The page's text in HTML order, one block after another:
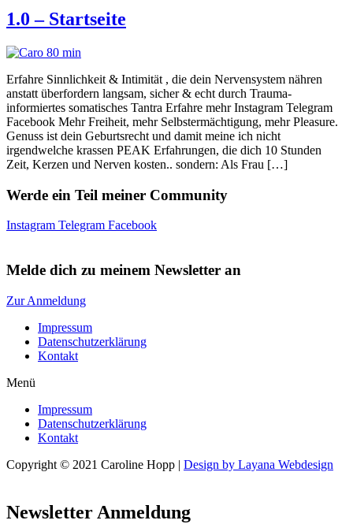
1.0 – Startseite
Erfahre Sinnlichkeit & Intimität , die dein Nervensystem nähren
anstatt überfordern langsam, sicher & echt durch Trauma-
informiertes somatisches Tantra Erfahre mehr Instagram Telegram
Facebook Mehr Freiheit, mehr Selbstermächtigung, mehr Pleasure.
Genuss ist dein Geburtsrecht und damit meine ich nicht
irgendwelche krassen PEAK Erfahrungen, die dich 10 Stunden
Zeit, Kerzen und Nerven kosten.. sondern: Als Frau […]
Werde ein Teil meiner Community
Instagram Telegram Facebook
Melde dich zu meinem Newsletter an
Zur Anmeldung
Impressum
Datenschutzerklärung
Kontakt
Menü
Impressum
Datenschutzerklärung
Kontakt
Copyright © 2021 Caroline Hopp | Design by Layana Webdesign
Newsletter Anmeldung